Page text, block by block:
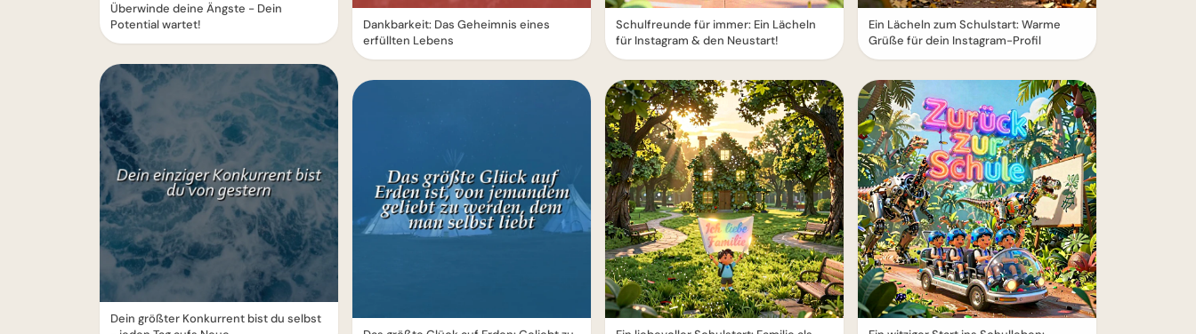
Überwinde deine Ängste - Dein
Potential wartet!
Dein größter Konkurrent bist du selbst
Dankbarkeit: Das Geheimnis eines
erfüllten Lebens
Schulfreunde für immer: Ein Lächeln
für Instagram & den Neustart!
Ein Lächeln zum Schulstart: Warme
Grüße für dein Instagram-Profil